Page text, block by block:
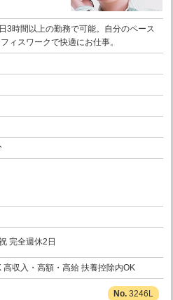
3時間以上の勤務で可能。自分のペース
スワークで快適にお仕事。
完全週休2日
高収入・高額・高給 扶養控除内OK
3246L